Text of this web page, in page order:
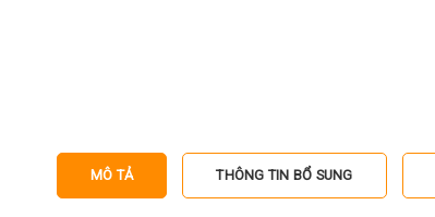
MÔ TẢ THÔNG TIN BỔ SUNG